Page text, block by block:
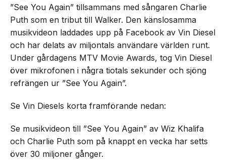
”See You Again” tillsammans med sångaren Charlie
Puth som en tribut till Walker. Den känslosamma
musikvideon laddades upp på Facebook av Vin Diesel
och har delats av miljontals användare världen runt.
Under gårdagens MTV Movie Awards, tog Vin Diesel
över mikrofonen i några tiotals sekunder och sjöng
refrängen ur ”See You Again”.
Se Vin Diesels korta framförande nedan:
Se musikvideon till ”See You Again” av Wiz Khalifa
och Charlie Puth som på knappt en vecka har setts
över 30 miljoner gånger.